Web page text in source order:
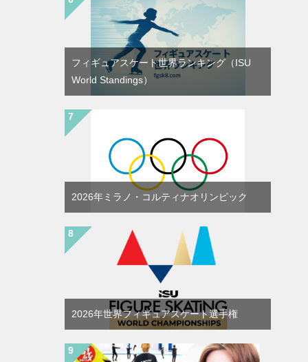
フィギュアスケート世界ランキング（ISU
World Standings）
2026年ミラノ・コルティナオリンピック
2026年世界フィギュアスケート選手権